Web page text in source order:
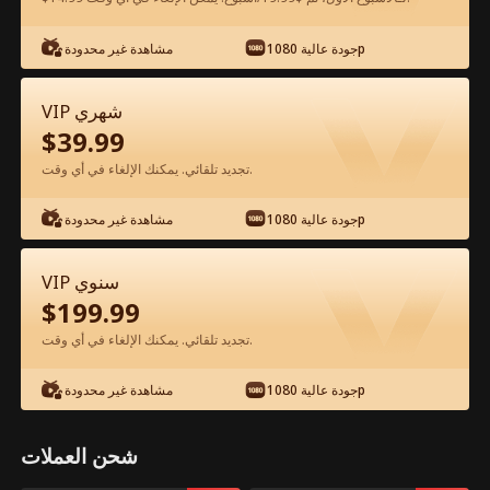
شاهد مجانًا في التطبيق
الحلقة 26 - كيف توقعين ابن الرئيس في
حبك؟ الفيلم كامل
0-49 50-61
26 27 28 29 30
مشاهدة غير محدودة جودة عالية 1080p
VIP شهري
$39.99
تجديد تلقائي. يمكنك الإلغاء في أي وقت.
مشاهدة غير محدودة جودة عالية 1080p
VIP سنوي
$199.99
تجديد تلقائي. يمكنك الإلغاء في أي وقت.
مشاهدة غير محدودة جودة عالية 1080p
شحن العملات